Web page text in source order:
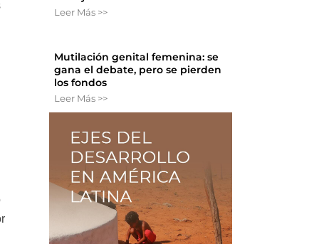
Leer Más >>
Mutilación genital femenina: se
gana el debate, pero se pierden
los fondos
Leer Más >>